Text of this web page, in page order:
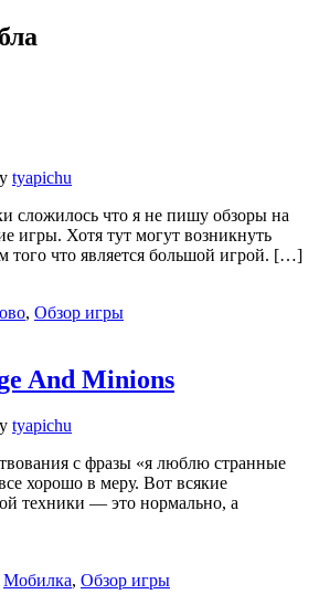
tyapichu
сложилось что я не пишу обзоры на
игры. Хотя тут могут возникнуть
того что является большой игрой. […]
, Обзор игры
And Minions
tyapichu
с фразы «я люблю странные
хорошо в меру. Вот всякие
техники — это нормально, а
Мобилка, Обзор игры